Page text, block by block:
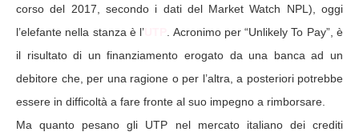
corso del 2017, secondo i dati del Market Watch NPL), oggi
l’elefante nella stanza è l’
. Acronimo per “Unlikely To Pay”, è
il risultato di un finanziamento erogato da una banca ad un
debitore che, per una ragione o per l’altra, a posteriori potrebbe
essere in difficoltà a fare fronte al suo impegno a rimborsare.
Ma quanto pesano gli UTP nel mercato italiano dei crediti